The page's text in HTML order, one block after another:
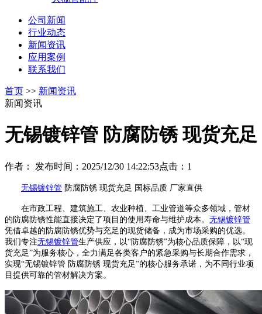
公司新闻
行业动态
新闻资讯
应用案例
联系我们
首页 >> 新闻资讯
新闻资讯
无锡镀锌管 防腐防锈 现货充足
作者： 发布时间：2025/12/30 14:22:53点击： 1
无锡镀锌管 防腐防锈 现货充足 国标品质 厂家直供
在市政工程、建筑施工、农业种植、工业管道等众多领域，管材
的防腐防锈性能直接决定了项目的使用寿命与维护成本。 无锡镀锌管
凭借卓越的防腐防锈优势与充足的现货储备，成为市场采购的优选。
我们专注无锡镀锌管生产供应，以“防腐防锈”为核心品质保障，以“现
货充足”为服务核心，全力满足各类客户的紧急采购与长期合作需求，
实现“无锡镀锌管 防腐防锈 现货充足”的核心服务承诺，为不同行业项
目提供可靠的管材解决方案。